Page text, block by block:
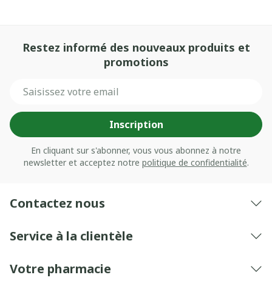
Restez informé des nouveaux produits et
promotions
Inscription
En cliquant sur s'abonner, vous vous abonnez à notre
newsletter et acceptez notre politique de confidentialité.
Contactez nous
Service à la clientèle
Votre pharmacie